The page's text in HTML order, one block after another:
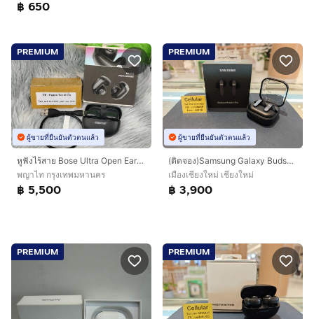
฿ 650
PREMIUM
ผู้ขายที่ยืนยันตัวตนแล้ว
หูฟังไร้สาย Bose Ultra Open Earbuds Open-Ear พรีเมี่ยม
พญาไท กรุงเทพมหานคร
฿ 5,500
PREMIUM
ผู้ขายที่ยืนยันตัวตนแล้ว
(ติดจอง)Samsung Galaxy Buds4 Pro เพิ่งใช้แค่1ครั้ง ประกันศูนย์ไทย1ปี
เมืองเชียงใหม่ เชียงใหม่
฿ 3,900
PREMIUM PREMIUM